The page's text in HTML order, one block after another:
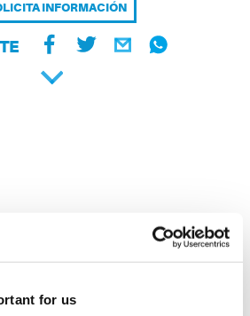
for us
INFORMACIÓN